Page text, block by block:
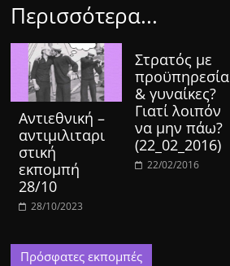
Περισσότερα...
Αντιεθνική –
αντιμιλιταρι
στική
εκπομπή
28/10
28/10/2023
Στρατός με
προϋπηρεσία
& γυναίκες?
Γιατί λοιπόν
να μην πάω?
(22_02_2016)
22/02/2016
Πρόσφατες εκπομπές